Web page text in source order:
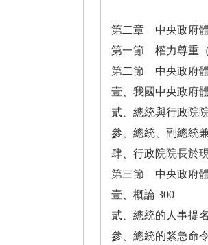
第二章 中央政府
第一節 權力尊重
第二節 中央政府
壹、我國中央政府
貳、總統與行政院
參、總統、副總統
肆、行政院院長於
第三節 中央政府體
壹、概論 300
貳、總統的人事提
參、總統的緊急命